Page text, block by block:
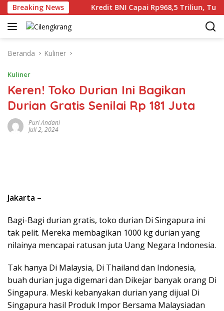
Langsung
ke
konten
Breaking News
Gaza Kredit BNI Capai Rp968,5 Triliun, Tumbuh
Beranda Kuliner
Kuliner
Keren! Toko Durian Ini Bagikan
Durian Gratis Senilai Rp 181 Juta
Puri Andani
Juli 2, 2024
Jakarta –
Bagi-Bagi durian gratis, toko durian Di Singapura ini
tak pelit. Mereka membagikan 1000 kg durian yang
nilainya mencapai ratusan juta Uang Negara Indonesia.
Tak hanya Di Malaysia, Di Thailand dan Indonesia,
buah durian juga digemari dan Dikejar banyak orang Di
Singapura. Meski kebanyakan durian yang dijual Di
Singapura hasil Produk Impor Bersama Malaysiadan